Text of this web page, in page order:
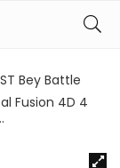
Bey Battle
Fusion 4D 4